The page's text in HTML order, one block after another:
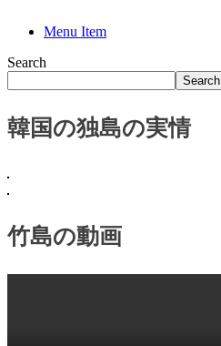
Menu Item
Search
Search
韓国の独島の実情
竹島の動画